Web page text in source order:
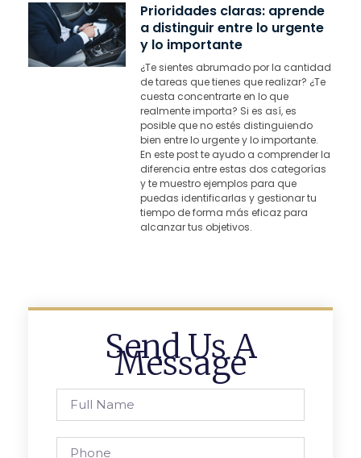
Prioridades claras: aprende
a distinguir entre lo urgente
y lo importante
¿Te sientes abrumado por la cantidad
de tareas que tienes que realizar? ¿Te
cuesta concentrarte en lo que
realmente importa? Si es así, es
posible que no estés distinguiendo
bien entre lo urgente y lo importante.
En este post te ayudo a comprender la
diferencia entre estas dos categorías
y te muestro ejemplos para que
puedas identificarlas y gestionar tu
tiempo de forma más eficaz para
alcanzar tus objetivos.
Send Us A
Message